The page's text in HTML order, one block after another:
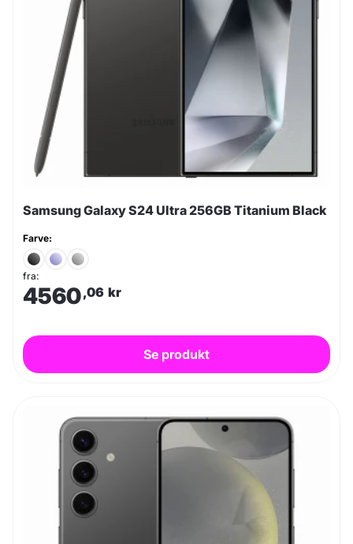
Samsung Galaxy S24 Ultra 256GB Titanium Black
Farve:
fra:
4560,06 kr
Se produkt